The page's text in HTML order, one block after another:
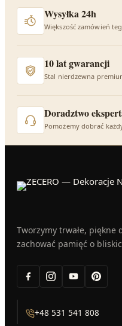
Wysyłka 24h
Większość zamówień
10 lat gwarancji
Stal nierdzewna
Doradztwo
Pomożemy dobrać
Tworzymy trwałe, piękne
zachować pamięć o
+48 531 541 808